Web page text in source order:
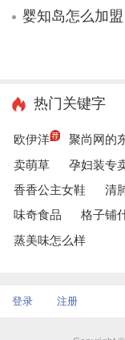
婴知岛怎么加盟，
热门关键字
欧伊洋 聚尚网的
卖萌草
孕妇装专
香香公主女鞋
清
味奇食品
格子铺
蒸美味怎么样
登录 注册